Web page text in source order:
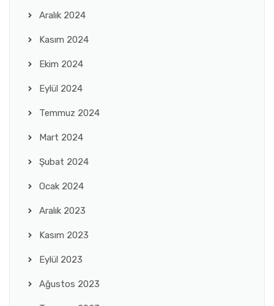
Aralık 2024
Kasım 2024
Ekim 2024
Eylül 2024
Temmuz 2024
Mart 2024
Şubat 2024
Ocak 2024
Aralık 2023
Kasım 2023
Eylül 2023
Ağustos 2023